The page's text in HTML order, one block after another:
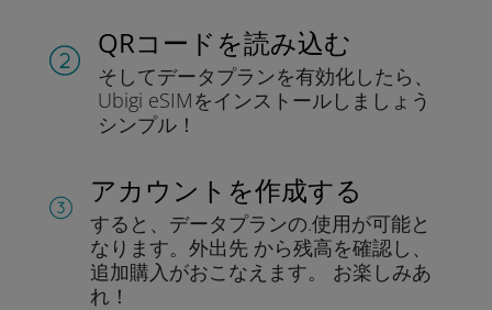
QRコードを読み込む
そしてデータプランを有効化したら、
Ubigi eSIMをインストールしま しょう
シンプル！
アカウントを作成する
すると、データプランの.使用が可能と
なります。 外出先 から残高を確認し、
追加購入がおこなえます。
お楽しみあ
れ！